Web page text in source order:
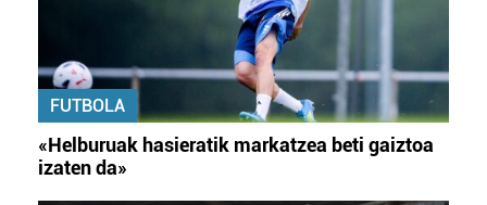
FUTBOLA
«Helburuak hasieratik markatzea beti gaiztoa
izaten da»